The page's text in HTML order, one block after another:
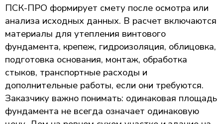
ПСК-ПРО формирует смету после осмотра или
анализа исходных данных. В расчет включаются
материалы для утепления винтового
фундамента, крепеж, гидроизоляция, облицовка,
подготовка основания, монтаж, обработка
стыков, транспортные расходы и
дополнительные работы, если они требуются.
Заказчику важно понимать: одинаковая площадь
фундамента не всегда означает одинаковую